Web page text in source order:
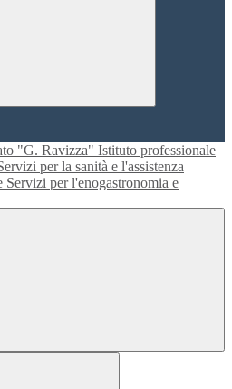
Istituto professionale
per la sanità e l'assistenza
per l'enogastronomia e